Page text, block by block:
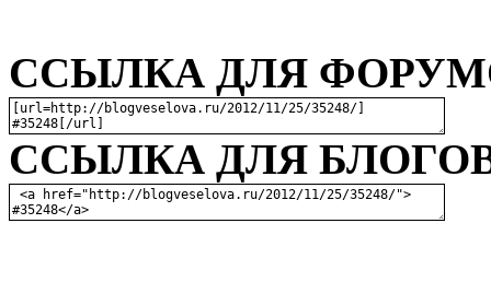
ССЫЛКА ДЛЯ
ССЫЛКА ДЛЯ БЛОГОВ